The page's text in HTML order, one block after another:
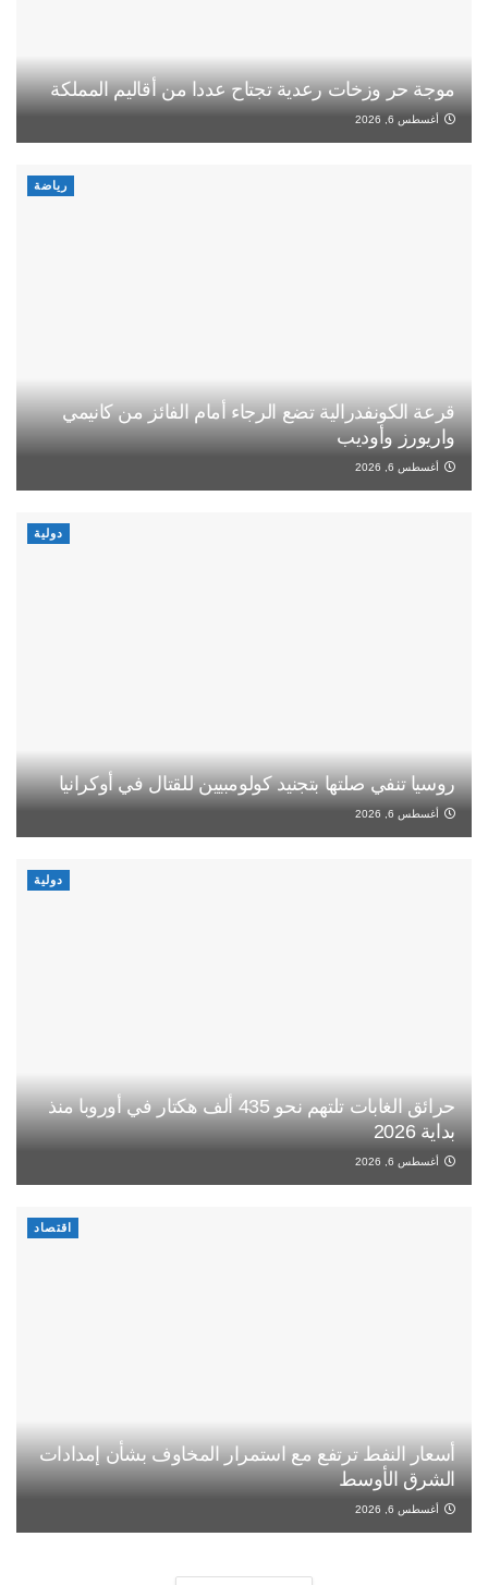
موجة حر وزخات رعدية تجتاح عددا من أقاليم المملكة
أغسطس 6, 2026
رياضة
قرعة الكونفدرالية تضع الرجاء أمام الفائز من كانيمي
واريورز وأوديب
أغسطس 6, 2026
دولية
روسيا تنفي صلتها بتجنيد كولومبيين للقتال في أوكرانيا
أغسطس 6, 2026
دولية
حرائق الغابات تلتهم نحو 435 ألف هكتار في أوروبا منذ
بداية 2026
أغسطس 6, 2026
اقتصاد
أسعار النفط ترتفع مع استمرار المخاوف بشأن إمدادات
الشرق الأوسط
أغسطس 6, 2026